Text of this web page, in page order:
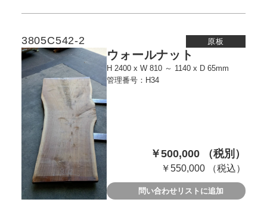
3805C542-2 原板
ウォールナット
H 2400 x W 810 ～ 1140 x D 65mm
管理番号：H34
￥500,000 （税別）
￥550,000 （税込）
問い合わせリストに追加